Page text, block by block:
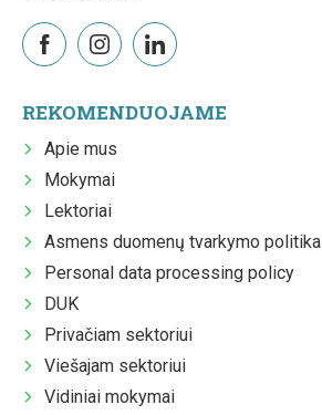
REKOMENDUOJAME
Apie mus
Mokymai
Lektoriai
Asmens duomenų tvarkymo politika
Personal data processing policy
DUK
Privačiam sektoriui
Viešajam sektoriui
Vidiniai mokymai